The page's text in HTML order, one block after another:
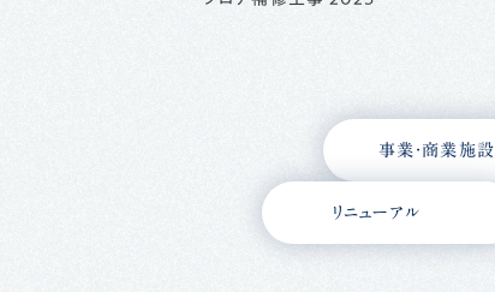
事業・商業施設
リニューアル